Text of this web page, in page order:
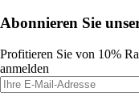
Abonnieren Sie
Profitieren Sie von 10%
anmelden